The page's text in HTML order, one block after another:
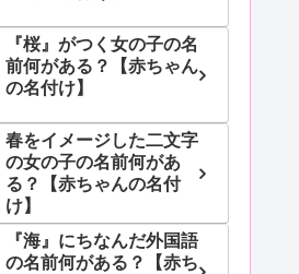
『桜』がつく女の子の名
前何がある？【赤ちゃん
の名付け】
春をイメージした二文字
の女の子の名前何があ
る？【赤ちゃんの名付
け】
『海』にちなんだ外国語
の名前何がある？【赤ち